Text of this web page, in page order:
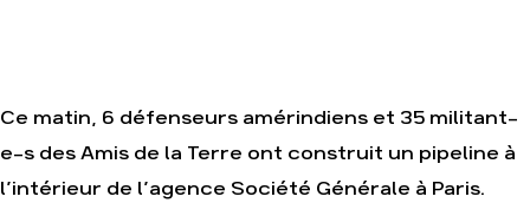
Agir
Faire un don
Nos
thématiques
Ce matin, 6 défenseurs amérindiens et 35 militant-
e-s des Amis de la Terre ont construit un pipeline à
l’intérieur de l’agence Société Générale à Paris.